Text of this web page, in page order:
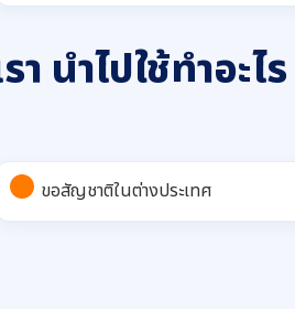
นำไปใช้ทำอะไร
ขอสัญชาติในต่างประเทศ